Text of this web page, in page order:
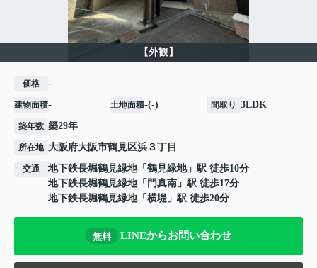
【外観】
価格 -
建物面積- 土地面積-(-) 間取り 3LDK
築年数 築29年
所在地 大阪府大阪市鶴見区浜 ３丁目
交通 地下鉄長堀鶴見緑地「 鶴見緑地」駅 徒歩10分
地下鉄長堀鶴見緑地「 門真南 」駅 徒歩17分
地下鉄長堀鶴見緑地「 横堤 」駅 徒歩20分
無料 LINEからお問い合わせ